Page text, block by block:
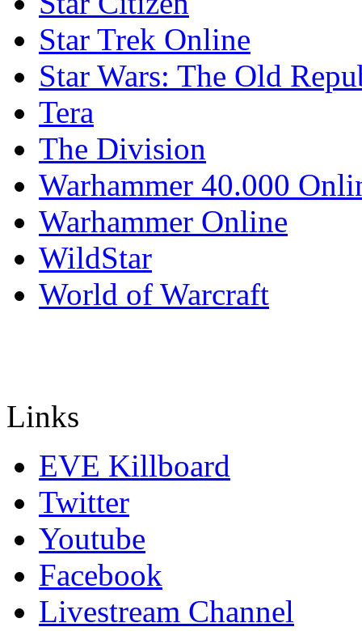
Star Trek Online
Star Wars: The Old
Tera
The Division
Warhammer 40.000
Warhammer Online
WildStar
World of Warcraft
Links
EVE Killboard
Twitter
Youtube
Facebook
Livestream Channel